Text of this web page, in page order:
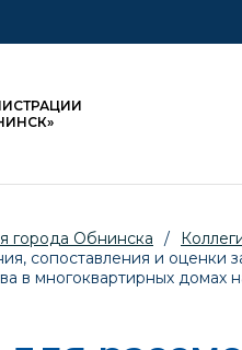
города Обнинска /
сопоставления и оценки
в многоквартирных домах